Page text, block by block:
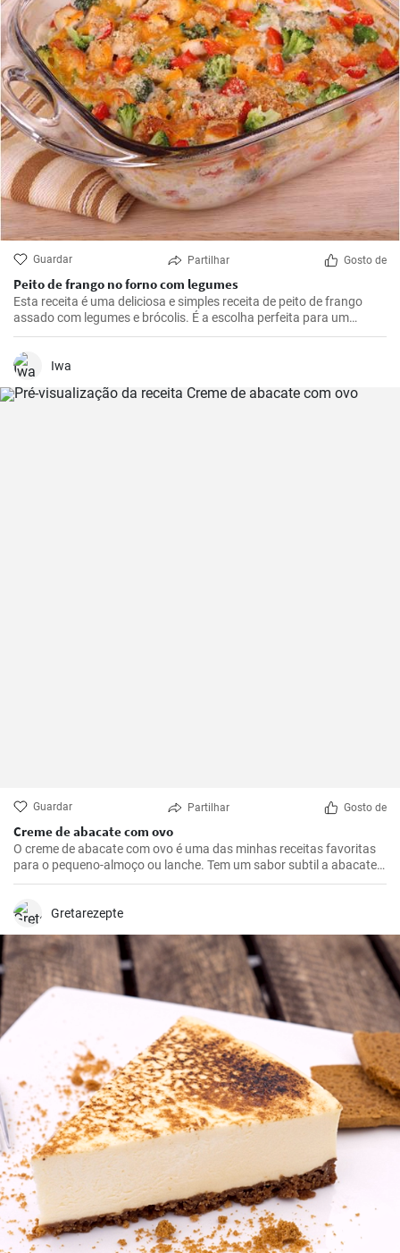
Guardar Partilhar Gosto de
Peito de frango no forno com legumes
Esta receita é uma deliciosa e simples receita de peito de frango
assado com legumes e brócolis. É a escolha perfeita para um
almoço ou jantar durante a semana.
Iwa
Guardar Partilhar Gosto de
Creme de abacate com ovo
O creme de abacate com ovo é uma das minhas receitas favoritas
para o pequeno-almoço ou lanche. Tem um sabor subtil a abacate
que é abrilhantado com sumo de limão e realçado pela adição de
Gretarezepte